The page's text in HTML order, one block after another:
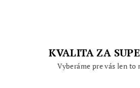
KVALITA ZA
Vyberáme pre vás len to